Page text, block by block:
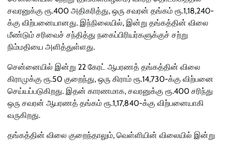
சவரனுக்கு ரூ.400 அதிகரித்து, ஒரு சவரன் தங்கம் ரூ.1,18,240-
க்கு விற்பனையானது. இந்நிலையில், இன்று தங்கத்தின் விலை
மீண்டும் சரிவைச் சந்தித்து நகைப்பிரியர்களுக்குச் சற்று
நிம்மதியை அளித்துள்ளது.
சென்னையில் இன்று 22 கேரட் ஆபரணத் தங்கத்தின் விலை
கிராமுக்கு ரூ.50 குறைந்து, ஒரு கிராம் ரூ.14,730-க்கு விற்பனை
செய்யப்படுகிறது. இதன் காரணமாக, சவரனுக்கு ரூ.400 சரிந்து
ஒரு சவரன் ஆபரணத் தங்கம் ரூ.1,17,840-க்கு விற்பனையாகி
வருகிறது.
தங்கத்தின் விலை குறைந்தாலும், வெள்ளியின் விலையில் இன்று